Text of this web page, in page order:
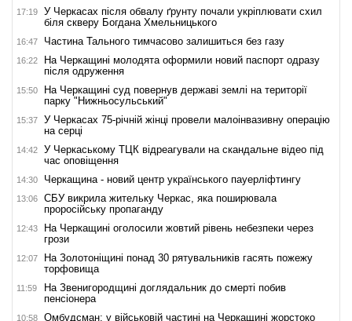
17:19
У Черкасах після обвалу ґрунту почали укріплювати схил
біля скверу Богдана Хмельницького
16:47 Частина Тального тимчасово залишиться без газу
16:22
На Черкащині молодята оформили новий паспорт одразу
після одруження
15:50
На Черкащині суд повернув державі землі на території
парку "Нижньосульський"
15:37
У Черкасах 75-річній жінці провели малоінвазивну операцію
на серці
14:42
У Черкаському ТЦК відреагували на скандальне відео під
час оповіщення
14:30 Черкащина - новий центр українського пауерліфтингу
13:06
СБУ викрила жительку Черкас, яка поширювала
проросійську пропаганду
12:43
На Черкащині оголосили жовтий рівень небезпеки через
грози
12:07
На Золотоніщині понад 30 рятувальників гасять пожежу
торфовища
11:59
На Звенигородщині доглядальник до смерті побив
пенсіонера
10:58 Омбудсман: у військовій частині на Черкащині жорстоко